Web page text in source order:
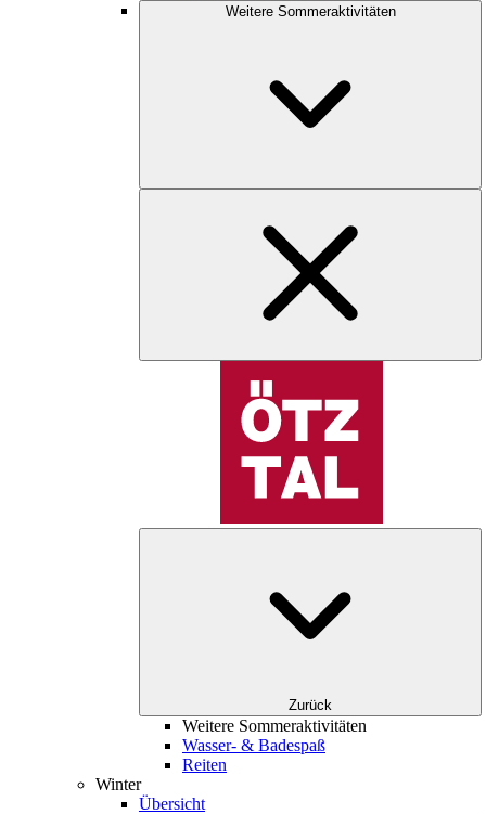
Weitere Sommeraktivitäten
Zurück
Weitere Sommeraktivitäten
Wasser- & Badespaß
Reiten
Winter
Übersicht